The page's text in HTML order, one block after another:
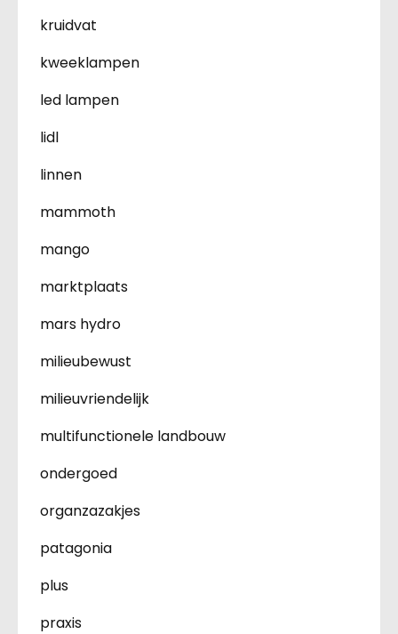
kruidvat
kweeklampen
led lampen
lidl
linnen
mammoth
mango
marktplaats
mars hydro
milieubewust
milieuvriendelijk
multifunctionele landbouw
ondergoed
organzazakjes
patagonia
plus
praxis